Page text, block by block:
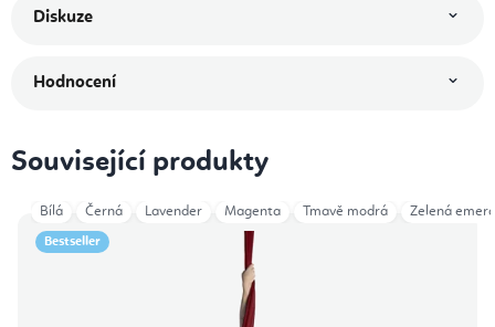
Diskuze
Hodnocení
Související produkty
Bestseller
Bílá Černá Lavender Magenta Tmavě modrá Zelená